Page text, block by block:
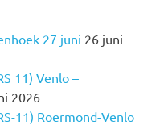
27 juni 26 juni
11) Venlo –
2026
11) Roermond-Venlo